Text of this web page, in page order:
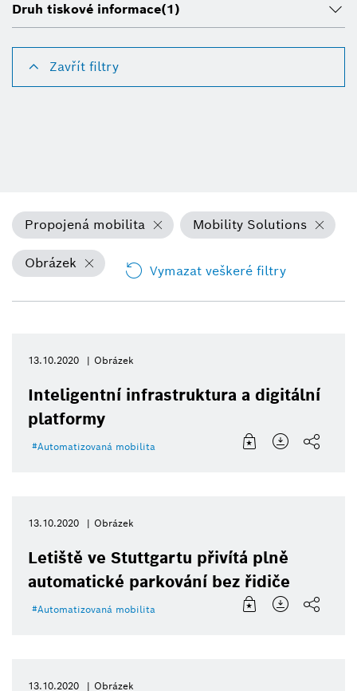
Druh tiskové informace(1)
Zavřít filtry
Propojená mobilita Mobility Solutions
Obrázek Vymazat veškeré filtry
13.10.2020 Obrázek
Inteligentní infrastruktura a digitální
platformy
Automatizovaná mobilita
13.10.2020 Obrázek
Letiště ve Stuttgartu přivítá plně
automatické parkování bez řidiče
Automatizovaná mobilita
13.10.2020 Obrázek